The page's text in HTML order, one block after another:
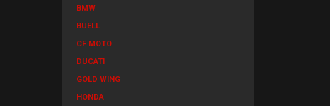
BMW
BUELL
CF MOTO
DUCATI
GOLD WING
HONDA